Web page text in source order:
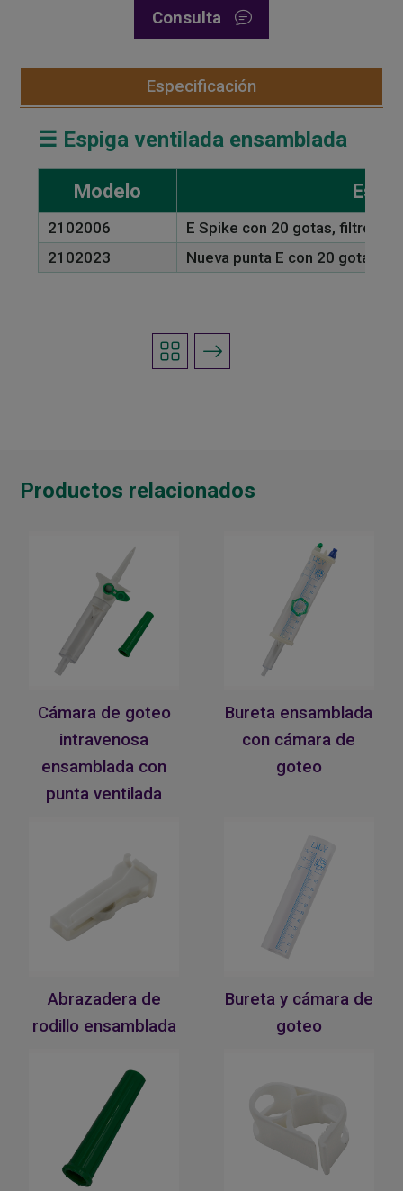
Consulta
Especificación
☰ Espiga ventilada ensamblada
Modelo
2102006
E Spike con 20 gotas, filtro y
2102023
Nueva punta E con 20 gotas,
Productos relacionados
Cámara de goteo
intravenosa
ensamblada con
punta ventilada
Bureta ensamblada
con cámara de
goteo
Abrazadera de
rodillo ensamblada
Bureta y cámara de
goteo